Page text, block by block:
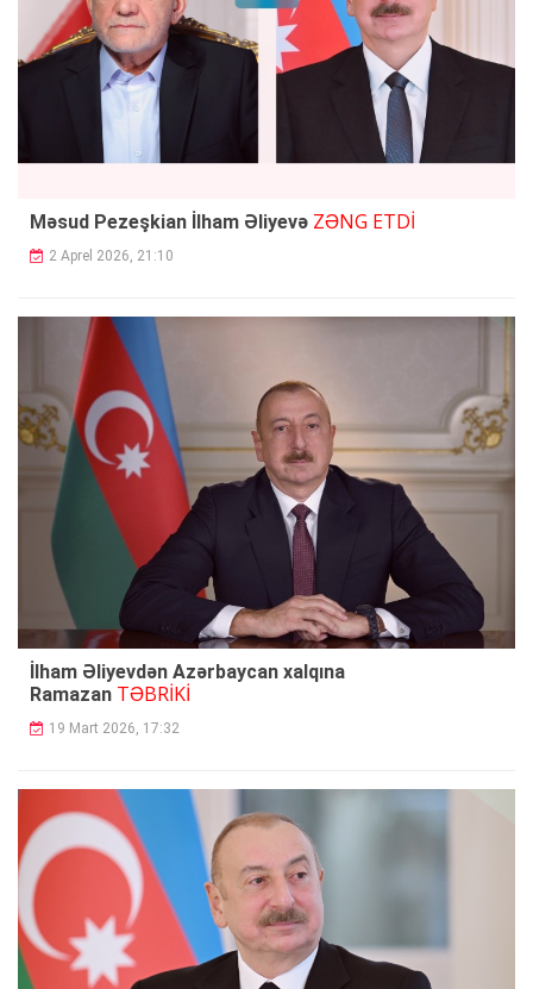
Məsud Pezeşkian İlham Əliyevə ZƏNG ETDİ
2 Aprel 2026, 21:10
İlham Əliyevdən Azərbaycan xalqına
Ramazan TƏBRİKİ
19 Mart 2026, 17:32